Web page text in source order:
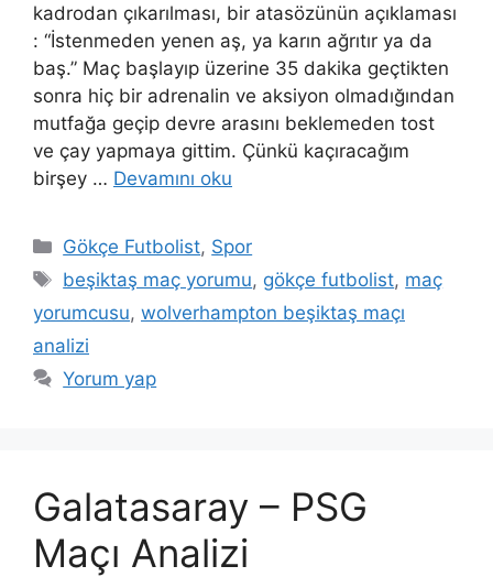
kadrodan çıkarılması, bir atasözünün açıklaması
: “İstenmeden yenen aş, ya karın ağrıtır ya da
baş.” Maç başlayıp üzerine 35 dakika geçtikten
sonra hiç bir adrenalin ve aksiyon olmadığından
mutfağa geçip devre arasını beklemeden tost
ve çay yapmaya gittim. Çünkü kaçıracağım
birşey … Devamını oku
Kategoriler
Gökçe Futbolist, Spor
Etiketler
beşiktaş maç yorumu, gökçe futbolist, maç
yorumcusu, wolverhampton beşiktaş maçı
analizi
Yorum yap
Galatasaray – PSG
Maçı Analizi